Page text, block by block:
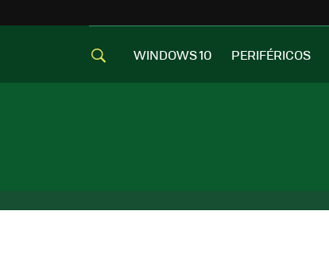
WINDOWS 10 PERIFÉRICOS